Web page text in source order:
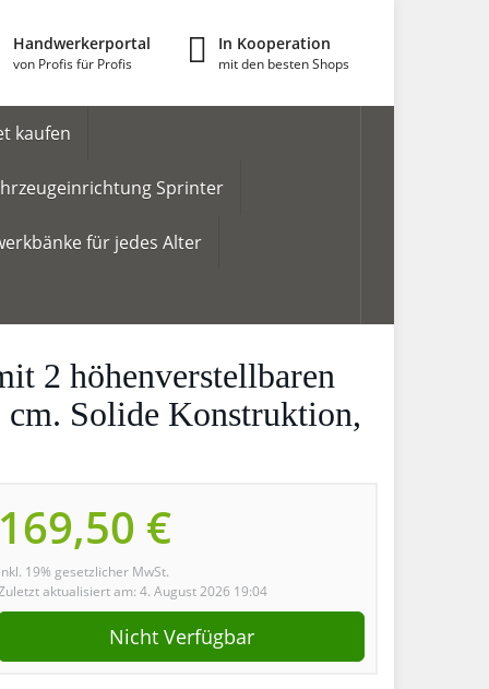
Handwerkerportal
von Profis für Profis
In Kooperation
mit den besten Shops
kaufen
Sprinter
für jedes Alter
2 höhenverstellbaren
cm. Solide Konstruktion,
169,50 €
inkl. 19% gesetzlicher MwSt.
aktualisiert am: 4. August 2026 19:04
Nicht Verfügbar